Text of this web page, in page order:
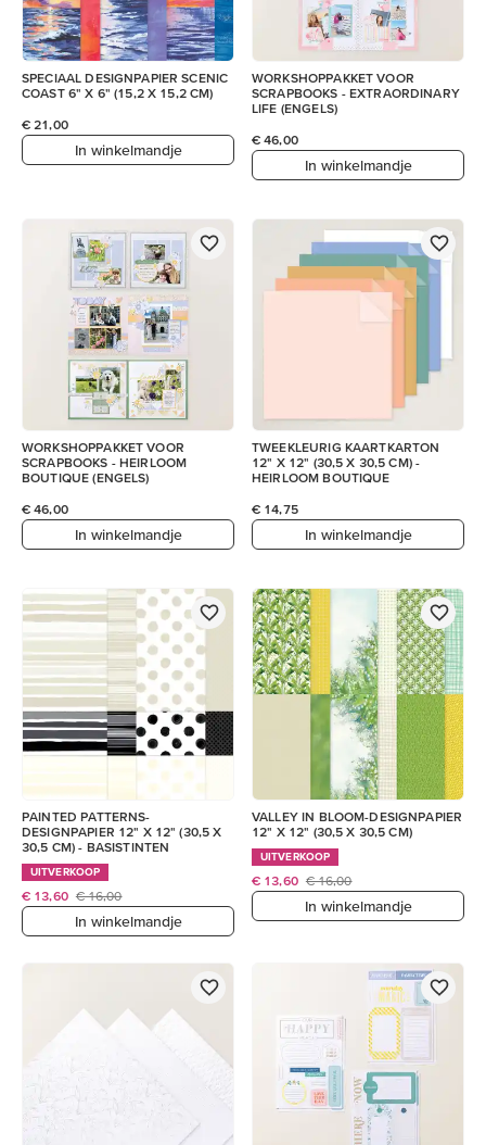
SPECIAAL DESIGNPAPIER SCENIC
COAST 6" X 6" (15,2 X 15,2 CM)
€ 21,00
In winkelmandje
WORKSHOPPAKKET VOOR
SCRAPBOOKS - EXTRAORDINARY
LIFE (ENGELS)
€ 46,00
In winkelmandje
WORKSHOPPAKKET VOOR
SCRAPBOOKS - HEIRLOOM
BOUTIQUE (ENGELS)
€ 46,00
In winkelmandje
TWEEKLEURIG KAARTKARTON
12" X 12" (30,5 X 30,5 CM) -
HEIRLOOM BOUTIQUE
€ 14,75
In winkelmandje
PAINTED PATTERNS-
DESIGNPAPIER 12" X 12" (30,5 X
30,5 CM) - BASISTINTEN
UITVERKOOP
€ 13,60 € 16,00
In winkelmandje
VALLEY IN BLOOM-DESIGNPAPIER
12" X 12" (30,5 X 30,5 CM)
UITVERKOOP
€ 13,60 € 16,00
In winkelmandje